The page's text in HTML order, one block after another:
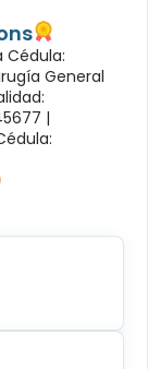
Cédula:
General
|